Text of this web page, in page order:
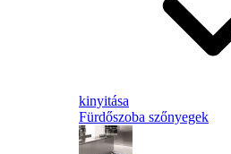
kinyitása
Fürdőszoba szőnyegek